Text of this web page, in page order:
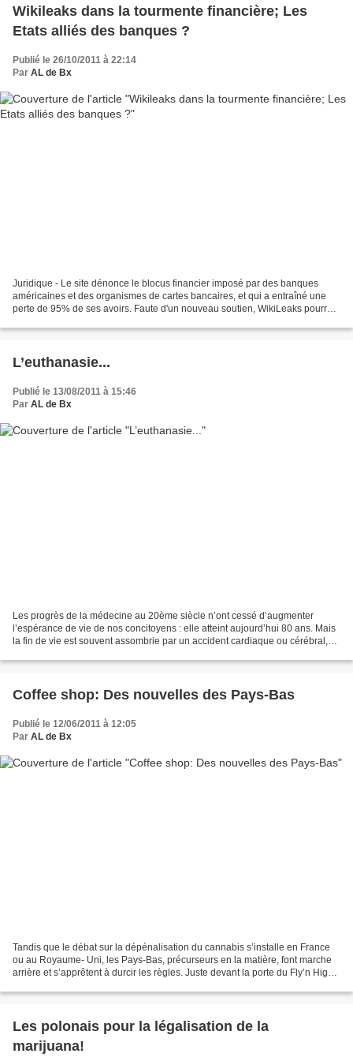
Wikileaks dans la tourmente financière; Les
Etats alliés des banques ?
Publié le 26/10/2011 à 22:14
Par AL de Bx
Juridique - Le site dénonce le blocus financier imposé par des banques
américaines et des organismes de cartes bancaires, et qui a entraîné une
perte de 95% de ses avoirs. Faute d'un nouveau soutien, WikiLeaks pourrait
L’euthanasie...
Publié le 13/08/2011 à 15:46
Par AL de Bx
Les progrès de la médecine au 20ème siècle n’ont cessé d’augmenter
l’espérance de vie de nos concitoyens : elle atteint aujourd’hui 80 ans. Mais
la fin de vie est souvent assombrie par un accident cardiaque ou cérébral,
Coffee shop: Des nouvelles des Pays-Bas
Publié le 12/06/2011 à 12:05
Par AL de Bx
Tandis que le débat sur la dépénalisation du cannabis s’installe en France
ou au Royaume- Uni, les Pays-Bas, précurseurs en la matière, font marche
arrière et s’apprêtent à durcir les règles. Juste devant la porte du Fly’n High,
Les polonais pour la légalisation de la
marijuana!